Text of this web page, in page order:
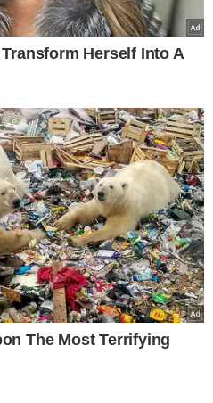
do casarão onde acontece a
Foto: Raíssa Morais
e Piauí, Neuma
à frente do projeto e
primeira edição no estado
how, e tudo isso facilita
surpresa. Sempre é um